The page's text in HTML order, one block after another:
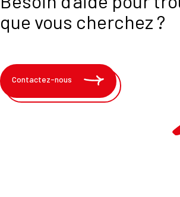
que vous cherchez ?
Contactez-nous